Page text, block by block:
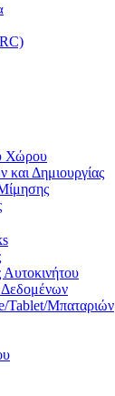
Χώρου
και Δημιουργίας
Tablet/Μπαταριών